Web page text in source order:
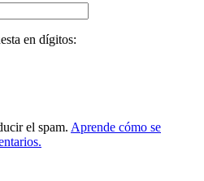
en dígitos:
el spam. Aprende cómo se